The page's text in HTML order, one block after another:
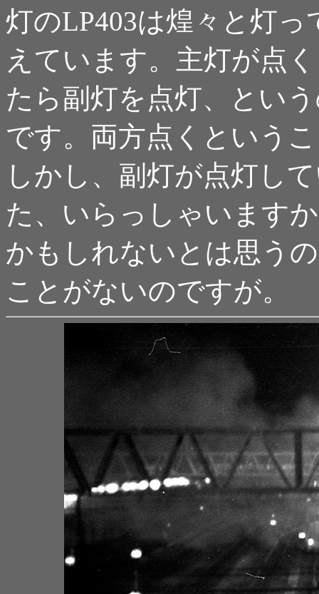
灯のLP403は煌々と灯
えています。主灯が点
たら副灯を点灯、とい
です。両方点くという
しかし、副灯が点灯し
た、いらっしゃいます
かもしれないとは思う
ことがないのですが。